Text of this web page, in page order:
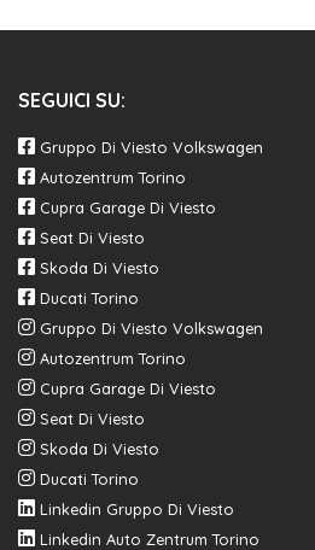
SEGUICI SU:
Gruppo Di Viesto Volkswagen
Autozentrum Torino
Cupra Garage Di Viesto
Seat Di Viesto
Skoda Di Viesto
Ducati Torino
Gruppo Di Viesto Volkswagen
Autozentrum Torino
Cupra Garage Di Viesto
Seat Di Viesto
Skoda Di Viesto
Ducati Torino
Linkedin Gruppo Di Viesto
Linkedin Auto Zentrum Torino